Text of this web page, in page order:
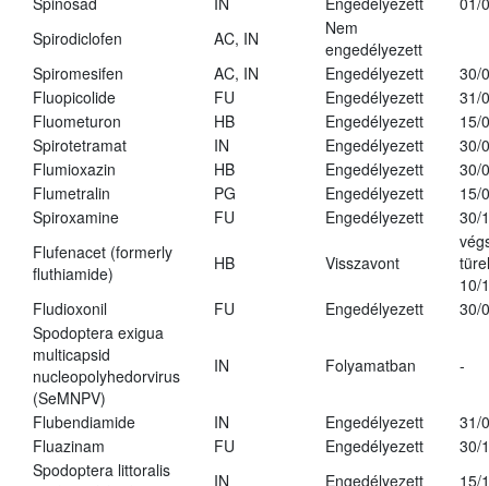
Spirodiclofen
AC, IN
Nem
engedélyezett
Spiromesifen
AC, IN Engedélyezett
30/
Fluopicolide
FU Engedélyezett
31/
Fluometuron
HB Engedélyezett
15/
Spirotetramat
IN Engedélyezett
30/
Flumioxazin
HB Engedélyezett
30/
Flumetralin
PG Engedélyezett
15/
Spiroxamine
FU Engedélyezett
30/
Flufenacet (formerly
fluthiamide)
HB Visszavont
10/
Fludioxonil
FU Engedélyezett
30/
Spodoptera exigua
multicapsid
nucleopolyhedorvirus
(SeMNPV)
IN Folyamatban -
Flubendiamide IN Engedélyezett
31/
Fluazinam
FU Engedélyezett
30/
Spodoptera littoralis
IN Engedélyezett
15/